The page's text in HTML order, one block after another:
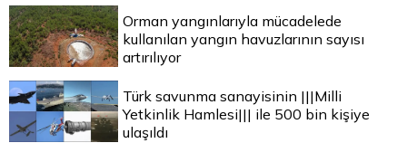
Orman yangınlarıyla mücadelede
kullanılan yangın havuzlarının sayısı
artırılıyor
Türk savunma sanayisinin |||Milli
Yetkinlik Hamlesi||| ile 500 bin kişiye
ulaşıldı